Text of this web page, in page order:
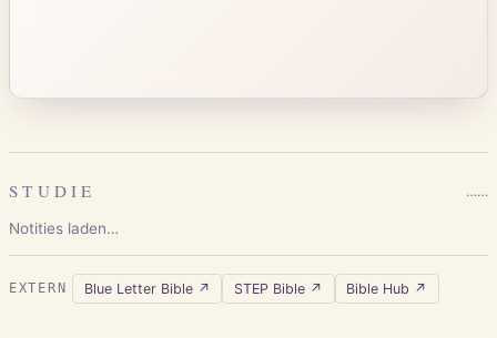
STUDIE ……
Notities laden…
EXTERN Blue Letter Bible↗ STEP Bible↗ Bible Hub ↗